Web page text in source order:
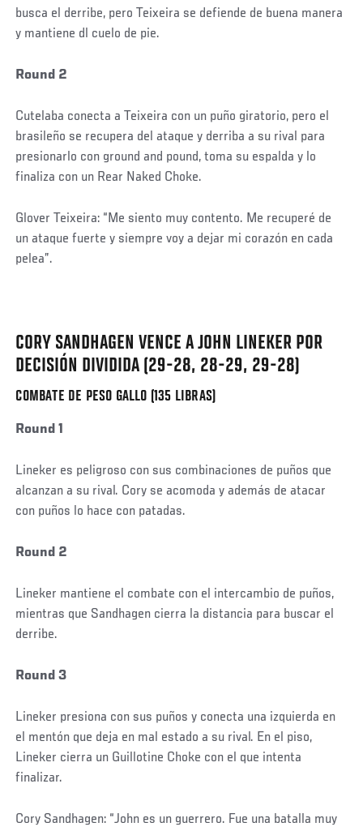
busca el derribe, pero Teixeira se defiende de buena manera
y mantiene dl cuelo de pie.
Round 2
Cutelaba conecta a Teixeira con un puño giratorio, pero el
brasileño se recupera del ataque y derriba a su rival para
presionarlo con ground and pound, toma su espalda y lo
finaliza con un Rear Naked Choke.
Glover Teixeira: “Me siento muy contento. Me recuperé de
un ataque fuerte y siempre voy a dejar mi corazón en cada
pelea”.
CORY SANDHAGEN VENCE A JOHN LINEKER POR
DECISIÓN DIVIDIDA (29-28, 28-29, 29-28)
COMBATE DE PESO GALLO (135 LIBRAS)
Round 1
Lineker es peligroso con sus combinaciones de puños que
alcanzan a su rival. Cory se acomoda y además de atacar
con puños lo hace con patadas.
Round 2
Lineker mantiene el combate con el intercambio de puños,
mientras que Sandhagen cierra la distancia para buscar el
derribe.
Round 3
Lineker presiona con sus puños y conecta una izquierda en
el mentón que deja en mal estado a su rival. En el piso,
Lineker cierra un Guillotine Choke con el que intenta
finalizar.
Cory Sandhagen: “John es un guerrero. Fue una batalla muy